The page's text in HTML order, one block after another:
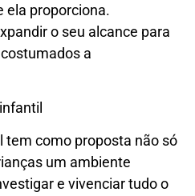
ela proporciona.
o seu alcance para
a
como proposta não só
um ambiente
e vivenciar tudo o